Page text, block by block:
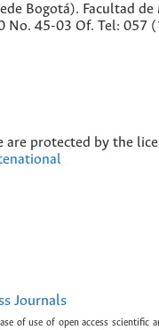
Bogotá). Facultad de
No. 45-03 Of. Tel: 057
are protected by the
Journals
of use of open access scientific